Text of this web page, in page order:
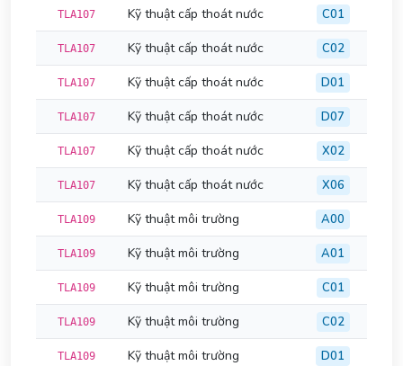
TLA107 Kỹ thuật cấp thoát nước C01
TLA107 Kỹ thuật cấp thoát nước C02
TLA107 Kỹ thuật cấp thoát nước D01
TLA107 Kỹ thuật cấp thoát nước D07
TLA107 Kỹ thuật cấp thoát nước X02
TLA107 Kỹ thuật cấp thoát nước X06
TLA109 Kỹ thuật môi trường A00
TLA109 Kỹ thuật môi trường A01
TLA109 Kỹ thuật môi trường C01
TLA109 Kỹ thuật môi trường C02
TLA109 Kỹ thuật môi trường D01